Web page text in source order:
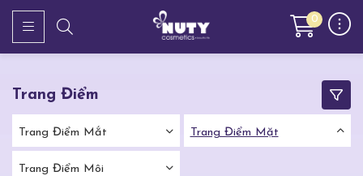
0
Trang Điểm
Trang Điểm Mắt Trang Điểm Mặt
Trang Điểm Môi